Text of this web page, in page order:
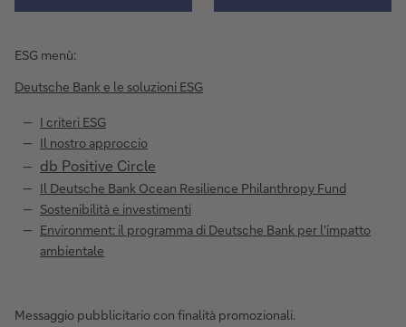
ESG menù:
Deutsche Bank e le soluzioni ESG
I criteri ESG
Il nostro approccio
db Positive Circle
Il Deutsche Bank Ocean Resilience Philanthropy Fund
Sostenibilità e investimenti
Environment: il programma di Deutsche Bank per l'impatto
ambientale
Messaggio pubblicitario con finalità promozionali.